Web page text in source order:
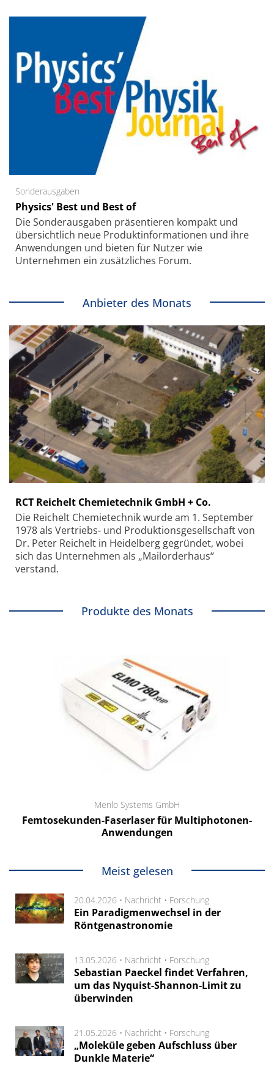
Sonderausgaben
Physics' Best und Best of
Die Sonder­ausgaben präsentieren kompakt und
übersichtlich neue Produkt­informationen und ihre
Anwendungen und bieten für Nutzer wie
Unternehmen ein zusätzliches Forum.
Anbieter des Monats
RCT Reichelt Chemietechnik GmbH + Co.
Die Reichelt Chemietechnik wurde am 1. September
1978 als Vertriebs- und Produktionsgesellschaft von
Dr. Peter Reichelt in Heidelberg gegründet, wobei
sich das Unternehmen als „Mailorderhaus“
verstand.
Produkte des Monats
Menlo Systems GmbH
Femtosekunden-Faserlaser für Multiphotonen-
Anwendungen
Meist gelesen
20.04.2026 • Nachricht • Forschung
Ein Paradigmenwechsel in der
Röntgenastronomie
13.05.2026 • Nachricht • Forschung
Sebastian Paeckel findet Verfahren,
um das Nyquist-Shannon-Limit zu
überwinden
21.05.2026 • Nachricht • Forschung
„Moleküle geben Aufschluss über
Dunkle Materie“